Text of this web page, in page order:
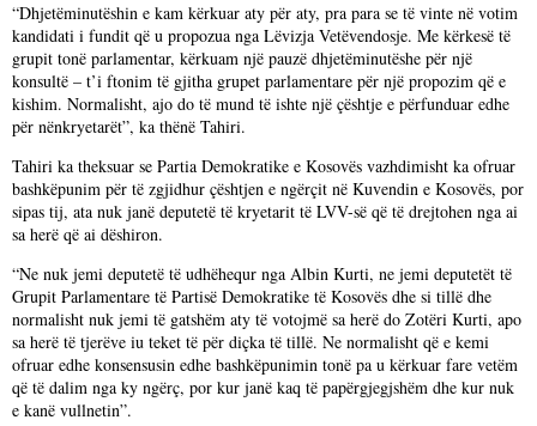
“Dhjetëminutëshin e kam kërkuar aty për aty, pra para se të vinte në votim
kandidati i fundit që u propozua nga Lëvizja Vetëvendosje. Me kërkesë të
grupit tonë parlamentar, kërkuam një pauzë dhjetëminutëshe për një
konsultë – t’i ftonim të gjitha grupet parlamentare për një propozim që e
kishim. Normalisht, ajo do të mund të ishte një çështje e përfunduar edhe
për nënkryetarët”, ka thënë Tahiri.
Tahiri ka theksuar se Partia Demokratike e Kosovës vazhdimisht ka ofruar
bashkëpunim për të zgjidhur çështjen e ngërçit në Kuvendin e Kosovës, por
sipas tij, ata nuk janë deputetë të kryetarit të LVV-së që të drejtohen nga ai
sa herë që ai dëshiron.
“Ne nuk jemi deputetë të udhëhequr nga Albin Kurti, ne jemi deputetët të
Grupit Parlamentare të Partisë Demokratike të Kosovës dhe si tillë dhe
normalisht nuk jemi të gatshëm aty të votojmë sa herë do Zotëri Kurti, apo
sa herë të tjerëve iu teket të për diçka të tillë. Ne normalisht që e kemi
ofruar edhe konsensusin edhe bashkëpunimin tonë pa u kërkuar fare vetëm
që të dalim nga ky ngërç, por kur janë kaq të papërgjegjshëm dhe kur nuk
e kanë vullnetin”.